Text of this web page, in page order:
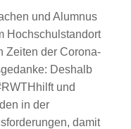
und Alumnus
Hochschulstandort
Zeiten der Corona-
Deshalb
und
in der
damit